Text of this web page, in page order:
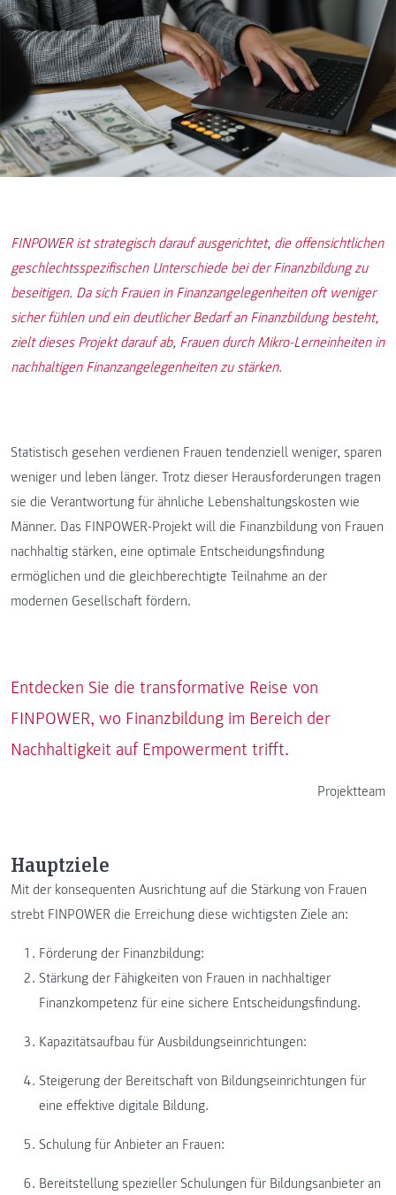
FINPOWER ist strategisch darauf ausgerichtet, die offensichtlichen
geschlechtsspezifischen Unterschiede bei der Finanzbildung zu
beseitigen. Da sich Frauen in Finanzangelegenheiten oft weniger
sicher fühlen und ein deutlicher Bedarf an Finanzbildung besteht,
zielt dieses Projekt darauf ab, Frauen durch Mikro-Lerneinheiten in
nachhaltigen Finanzangelegenheiten zu stärken.
Statistisch gesehen verdienen Frauen tendenziell weniger, sparen
weniger und leben länger. Trotz dieser Herausforderungen tragen
sie die Verantwortung für ähnliche Lebenshaltungskosten wie
Männer. Das FINPOWER-Projekt will die Finanzbildung von Frauen
nachhaltig stärken, eine optimale Entscheidungsfindung
ermöglichen und die gleichberechtigte Teilnahme an der
modernen Gesellschaft fördern.
Entdecken Sie die transformative Reise von
FINPOWER, wo Finanzbildung im Bereich der
Nachhaltigkeit auf Empowerment trifft.
Projektteam
Hauptziele
Mit der konsequenten Ausrichtung auf die Stärkung von Frauen
strebt FINPOWER die Erreichung diese wichtigsten Ziele an:
Förderung der Finanzbildung:
Stärkung der Fähigkeiten von Frauen in nachhaltiger
Finanzkompetenz für eine sichere Entscheidungsfindung.
Kapazitätsaufbau für Ausbildungseinrichtungen:
Steigerung der Bereitschaft von Bildungseinrichtungen für
eine effektive digitale Bildung.
Schulung für Anbieter an Frauen:
Bereitstellung spezieller Schulungen für Bildungsanbieter an